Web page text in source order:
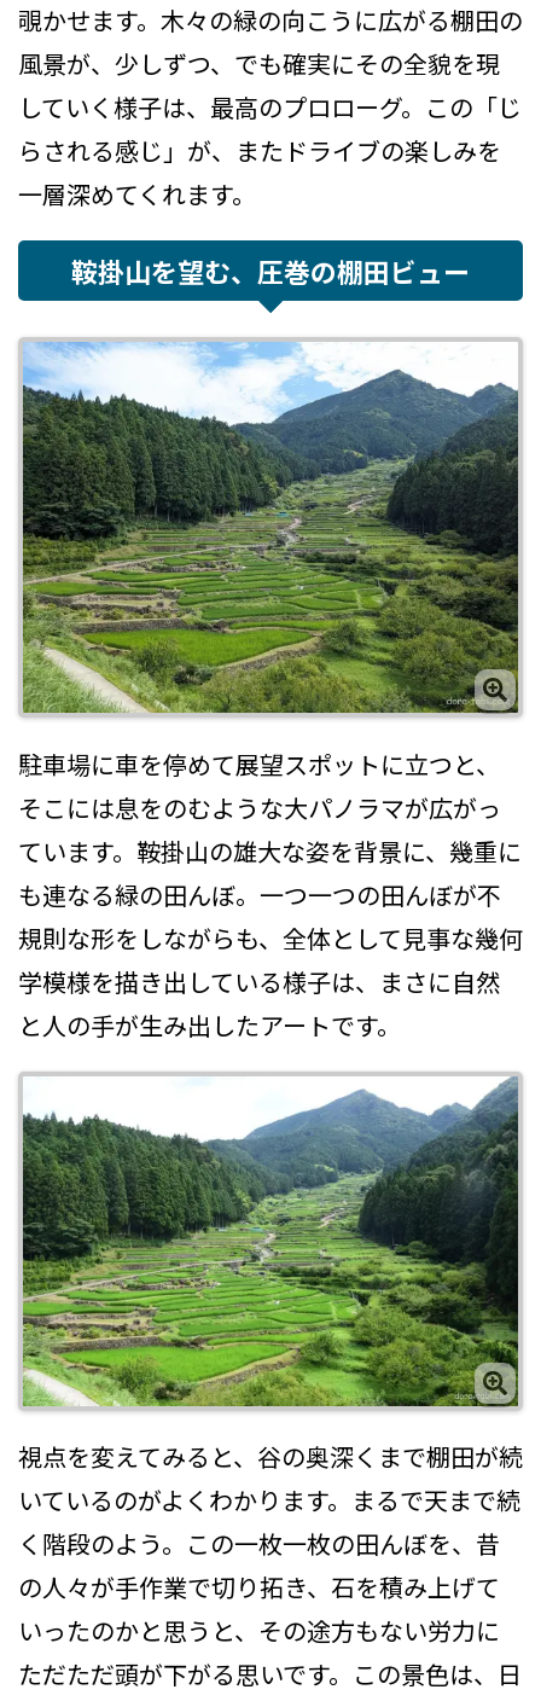
覗かせます。木々の緑の向こうに広がる棚田の
風景が、少しずつ、でも確実にその全貌を現
していく様子は、最高のプロローグ。この「じ
らされる感じ」が、またドライブの楽しみを
一層深めてくれます。
鞍掛山を望む、圧巻の棚田ビュー
駐車場に車を停めて展望スポットに立つと、
そこには息をのむような大パノラマが広がっ
ています。鞍掛山の雄大な姿を背景に、幾重に
も連なる緑の田んぼ。一つ一つの田んぼが不
規則な形をしながらも、全体として見事な幾何
学模様を描き出している様子は、まさに自然
と人の手が生み出したアートです。
視点を変えてみると、谷の奥深くまで棚田が続
いているのがよくわかります。まるで天まで続
く階段のよう。この一枚一枚の田んぼを、昔
の人々が手作業で切り拓き、石を積み上げて
いったのかと思うと、その途方もない労力に
ただただ頭が下がる思いです。この景色は、日